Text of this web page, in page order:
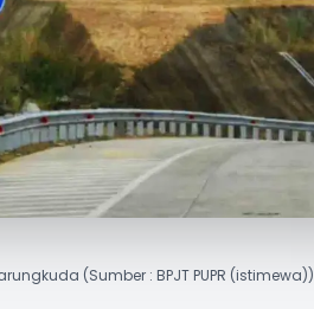
(Sumber : BPJT PUPR (istimewa))